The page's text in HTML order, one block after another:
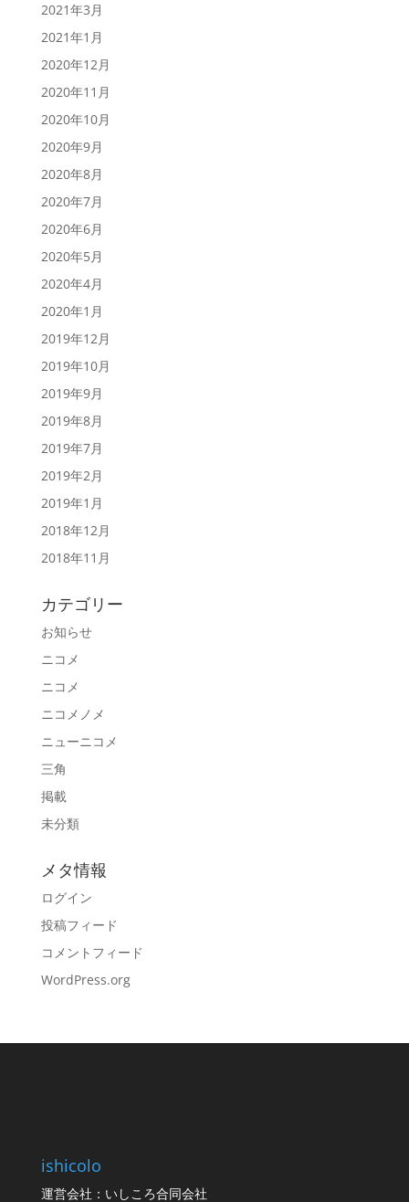
2021年3月
2021年1月
2020年12月
2020年11月
2020年10月
2020年9月
2020年8月
2020年7月
2020年6月
2020年5月
2020年4月
2020年1月
2019年12月
2019年10月
2019年9月
2019年8月
2019年7月
2019年2月
2019年1月
2018年12月
2018年11月
カテゴリー
お知らせ
ニコメ
ニコメ
ニコメノメ
ニューニコメ
三角
掲載
未分類
メタ情報
ログイン
投稿フィード
コメントフィード
WordPress.org
ishicolo
運営会社：いしころ合同会社